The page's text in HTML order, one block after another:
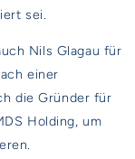
sei.
Nils Glagau für
einer
die Gründer für
Holding, um